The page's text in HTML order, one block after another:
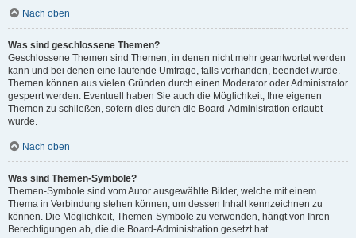
Nach oben
Was sind geschlossene Themen?
Geschlossene Themen sind Themen, in denen nicht mehr geantwortet werden
kann und bei denen eine laufende Umfrage, falls vorhanden, beendet wurde.
Themen können aus vielen Gründen durch einen Moderator oder Administrator
gesperrt werden. Eventuell haben Sie auch die Möglichkeit, Ihre eigenen
Themen zu schließen, sofern dies durch die Board-Administration erlaubt
wurde.
Nach oben
Was sind Themen-Symbole?
Themen-Symbole sind vom Autor ausgewählte Bilder, welche mit einem
Thema in Verbindung stehen können, um dessen Inhalt kennzeichnen zu
können. Die Möglichkeit, Themen-Symbole zu verwenden, hängt von Ihren
Berechtigungen ab, die die Board-Administration gesetzt hat.